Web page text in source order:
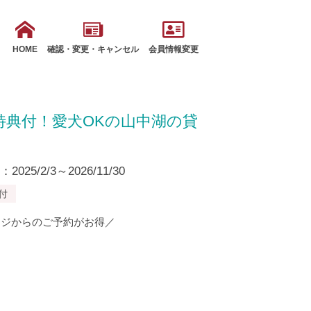
HOME 確認・変更・キャンセル 会員情報変更
付！愛犬OKの山中湖の貸
2025/2/3～2026/11/30
からのご予約がお得／